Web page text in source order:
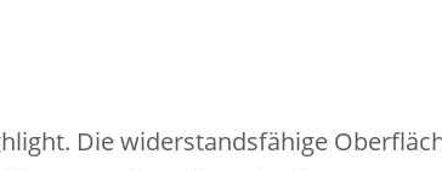
Die widerstandsfähige